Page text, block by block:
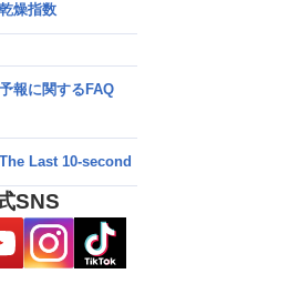
】台風が再発達するサイン
乾燥指数
予報に関するFAQ
The Last 10-second
SNS